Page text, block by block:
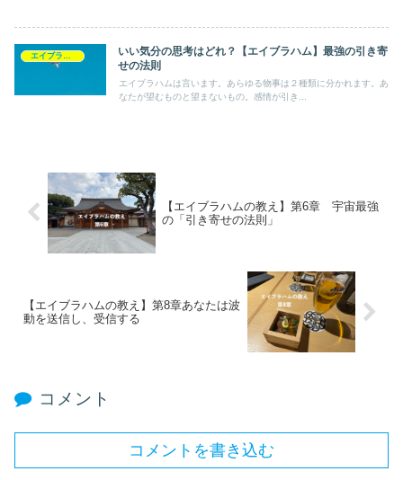
いい気分の思考はどれ？【エイブラハム】最強の引き寄
せの法則
エイブラハムは言います。あらゆる物事は２種類に分かれます。あ
なたが望むものと望まないもの。感情が引き...
【エイブラハムの教え】第6章 宇宙最強
の「引き寄せの法則」
【エイブラハムの教え】第8章あなたは波
動を送信し、受信する
コメント
コメントを書き込む